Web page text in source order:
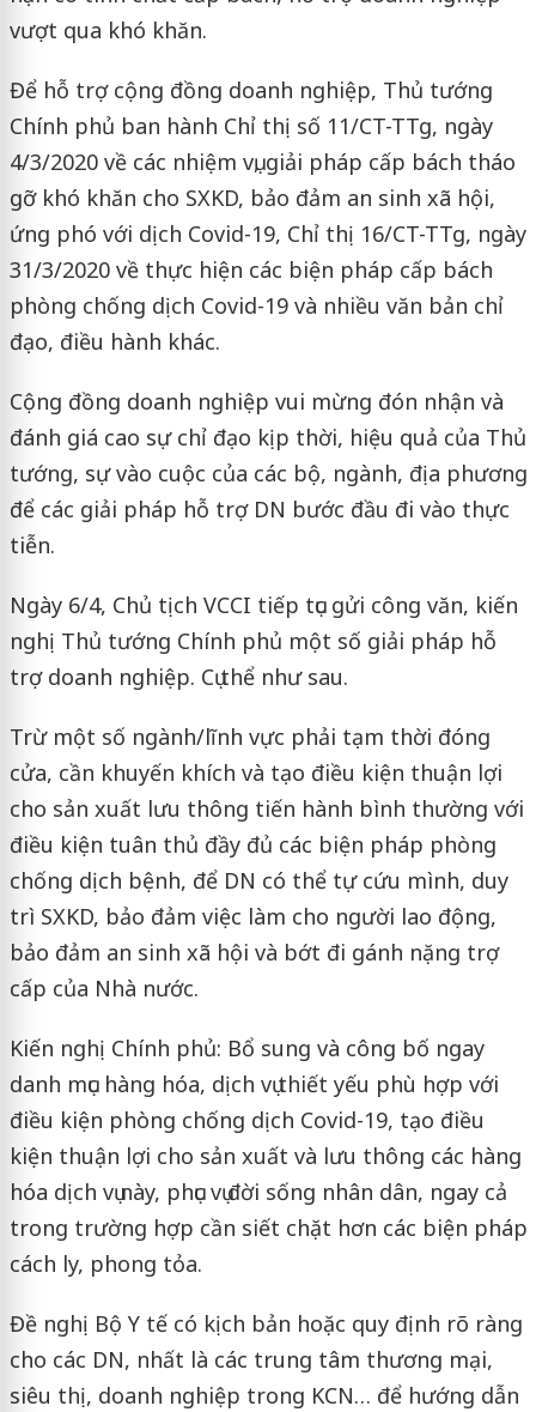
vượt qua khó khăn.
Để hỗ trợ cộng đồng doanh nghiệp, Thủ tướng
Chính phủ ban hành Chỉ thị số 11/CT-TTg, ngày
4/3/2020 về các nhiệm vụ, giải pháp cấp bách tháo
gỡ khó khăn cho SXKD, bảo đảm an sinh xã hội,
ứng phó với dịch Covid-19, Chỉ thị 16/CT-TTg, ngày
31/3/2020 về thực hiện các biện pháp cấp bách
phòng chống dịch Covid-19 và nhiều văn bản chỉ
đạo, điều hành khác.
Cộng đồng doanh nghiệp vui mừng đón nhận và
đánh giá cao sự chỉ đạo kịp thời, hiệu quả của Thủ
tướng, sự vào cuộc của các bộ, ngành, địa phương
để các giải pháp hỗ trợ DN bước đầu đi vào thực
tiễn.
Ngày 6/4, Chủ tịch VCCI tiếp tục gửi công văn, kiến
nghị Thủ tướng Chính phủ một số giải pháp hỗ
trợ doanh nghiệp. Cụ thể như sau.
Trừ một số ngành/lĩnh vực phải tạm thời đóng
cửa, cần khuyến khích và tạo điều kiện thuận lợi
cho sản xuất lưu thông tiến hành bình thường với
điều kiện tuân thủ đầy đủ các biện pháp phòng
chống dịch bệnh, để DN có thể tự cứu mình, duy
trì SXKD, bảo đảm việc làm cho người lao động,
bảo đảm an sinh xã hội và bớt đi gánh nặng trợ
cấp của Nhà nước.
Kiến nghị Chính phủ: Bổ sung và công bố ngay
danh mục hàng hóa, dịch vụ thiết yếu phù hợp với
điều kiện phòng chống dịch Covid-19, tạo điều
kiện thuận lợi cho sản xuất và lưu thông các hàng
hóa dịch vụ này, phục vụ đời sống nhân dân, ngay cả
trong trường hợp cần siết chặt hơn các biện pháp
cách ly, phong tỏa.
Đề nghị Bộ Y tế có kịch bản hoặc quy định rõ ràng
cho các DN, nhất là các trung tâm thương mại,
siêu thị, doanh nghiệp trong KCN… để hướng dẫn